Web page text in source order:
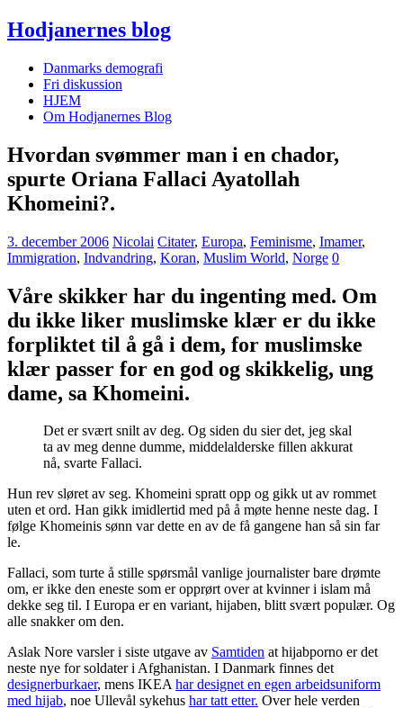
Hodjanernes blog
Danmarks demografi
Fri diskussion
HJEM
Om Hodjanernes Blog
Hvordan svømmer man i en chador,
spurte Oriana Fallaci Ayatollah
Khomeini?.
3. december 2006 Nicolai Citater, Europa, Feminisme, Imamer,
Immigration, Indvandring, Koran, Muslim World, Norge 0
Våre skikker har du ingenting med. Om
du ikke liker muslimske klær er du ikke
forpliktet til å gå i dem, for muslimske
klær passer for en god og skikkelig, ung
dame, sa Khomeini.
Det er svært snilt av deg. Og siden du sier det, jeg skal
ta av meg denne dumme, middelalderske fillen akkurat
nå, svarte Fallaci.
Hun rev sløret av seg. Khomeini spratt opp og gikk ut av rommet
uten et ord. Han gikk imidlertid med på å møte henne neste dag. I
følge Khomeinis sønn var dette en av de få gangene han så sin far
le.
Fallaci, som turte å stille spørsmål vanlige journalister bare drømte
om, er ikke den eneste som er opprørt over at kvinner i islam må
dekke seg til. I Europa er en variant, hijaben, blitt svært populær. Og
alle snakker om den.
Aslak Nore varsler i siste utgave av Samtiden at hijabporno er det
neste nye for soldater i Afghanistan. I Danmark finnes det
designerburkaer, mens IKEAhar designet en egen arbeidsuniform
med hijab, noe Ullevål sykehus har tatt etter. Over hele verden